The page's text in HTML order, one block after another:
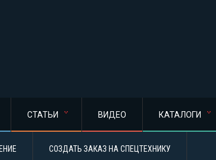
СТАТЬИ ВИДЕО КАТАЛОГИ
СОЗДАТЬ ЗАКАЗ НА СПЕЦТЕХНИКУ